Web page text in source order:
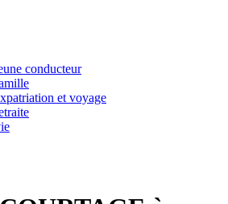
conducteur
et voyage